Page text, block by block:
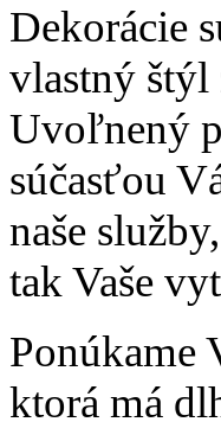
Dekorácie
vlastný štýl
Uvoľnený
súčasťou
naše
tak Vaše
Ponúkame
ktorá má